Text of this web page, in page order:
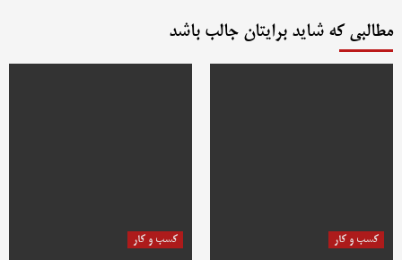
مطالبی که شاید برایتان جالب باشد
کسب و کار کسب و کار